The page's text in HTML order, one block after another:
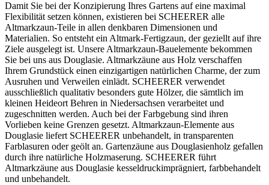
Damit Sie bei der Konzipierung Ihres Gartens auf eine maximal
Flexibilität setzen können, existieren bei SCHEERER alle
Altmarkzaun-Teile in allen denkbaren Dimensionen und
Materialien. So entsteht ein Altmark-Fertigzaun, der geziellt auf ihre
Ziele ausgelegt ist. Unsere Altmarkzaun-Bauelemente bekommen
Sie bei uns aus Douglasie. Altmarkzäune aus Holz verschaffen
Ihrem Grundstück einen einzigartigen natürlichen Charme, der zum
Ausruhen und Verweilen einlädt. SCHEERER verwendet
ausschließlich qualitativ besonders gute Hölzer, die sämtlich im
kleinen Heideort Behren in Niedersachsen verarbeitet und
zugeschnitten werden. Auch bei der Farbgebung sind ihren
Vorlieben keine Grenzen gesetzt. Altmarkzaun-Elemente aus
Douglasie liefert SCHEERER unbehandelt, in transparenten
Farblasuren oder geölt an. Gartenzäune aus Douglasienholz gefallen
durch ihre natürliche Holzmaserung. SCHEERER führt
Altmarkzäune aus Douglasie kesseldruckimprägniert, farbbehandelt
und unbehandelt.